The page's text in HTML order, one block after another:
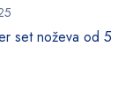
set noževa od 5